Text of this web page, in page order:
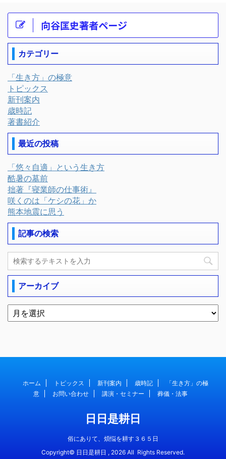
向谷匡史著者ページ
カテゴリー
「生き方」の極意
トピックス
新刊案内
歳時記
著書紹介
最近の投稿
「悠々自適」という生き方
酷暑の墓前
拙著『寝業師の仕事術』
咲くのは「ケシの花」か
熊本地震に思う
記事の検索
アーカイブ
ホーム トピックス 新刊案内 歳時記
「生き方」の極
意
お問い合わせ 講演・セミナー 葬儀・法事
日日是耕日
俗にありて、煩悩を耕す３６５日
Copyright© 日日是耕日 , 2026 All Rights Reserved.